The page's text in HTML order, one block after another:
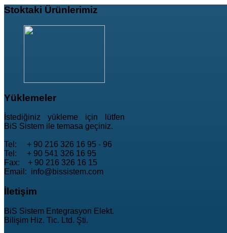
Stoktaki Ürünlerimiz
Yüklemeler
İstediğiniz yükleme için lütfen
BiS Sistem ile temasa geçiniz.
Tel: + 90 216 326 16 95 - 96
Tel: + 90 541 326 16 95
Fax: + 90 216 326 16 15
Email: info@bissistem.com
İletişim
BiS Sistem Entegrasyon Elekt.
Bilişim Hiz. Tic. Ltd. Şti.